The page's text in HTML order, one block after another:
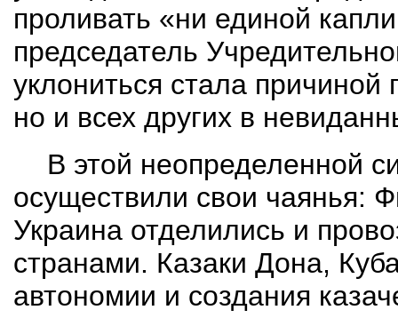
проливать «ни единой
председатель
уклониться стала причиной
но и всех других в
В этой неопределенной
осуществили свои чаянья:
Украина отделились и
странами. Казаки Дона,
автономии и создания